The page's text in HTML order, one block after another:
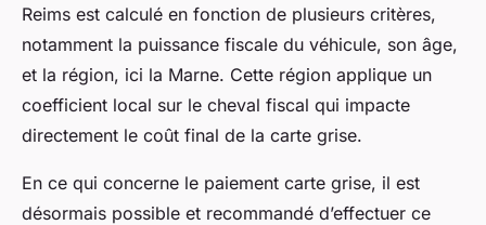
Reims est calculé en fonction de plusieurs critères,
notamment la puissance fiscale du véhicule, son âge,
et la région, ici la Marne. Cette région applique un
coefficient local sur le cheval fiscal qui impacte
directement le coût final de la carte grise.
En ce qui concerne le paiement carte grise, il est
désormais possible et recommandé d’effectuer ce